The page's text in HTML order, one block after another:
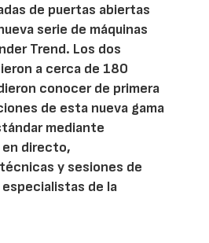
de puertas abiertas
serie de máquinas
Trend. Los dos
a cerca de 180
conocer de primera
de esta nueva gama
mediante
directo,
y sesiones de
de la